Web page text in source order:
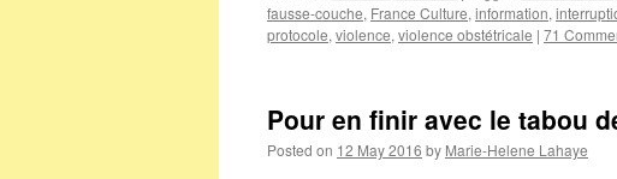
fausse-couche, France Culture, information,
protocole, violence, violence obstétricale | 71
Pour en finir avec le tabou
Posted on 12 May 2016 by Marie-Helene Lahaye